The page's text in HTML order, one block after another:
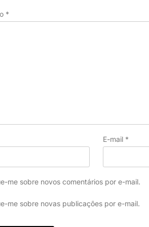
*
E-mail *
me sobre novos comentários por e-mail.
me sobre novas publicações por e-mail.